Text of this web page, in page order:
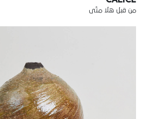
من قبل هلا متّى